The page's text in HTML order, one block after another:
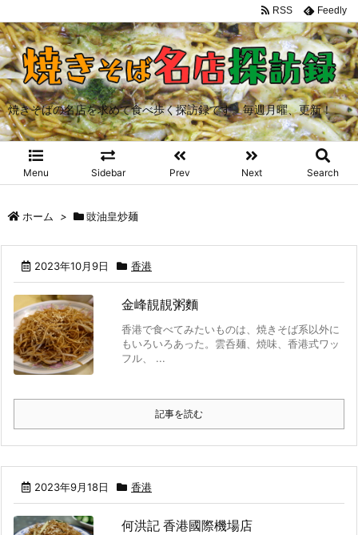
焼きそばの名店を求めて食べ歩く探訪録です。毎週月曜、更新！
Menu Sidebar Prev Next Search
RSS Feedly
ホーム > 豉油皇炒麺
2023年10月9日 香港
金峰靚靚粥麵
香港で食べてみたいものは、焼きそば系以外に
もいろいろあった。雲呑麺、焼味、香港式ワッ
フル、 ...
記事を読む
2023年9月18日 香港
何洪記 香港國際機場店